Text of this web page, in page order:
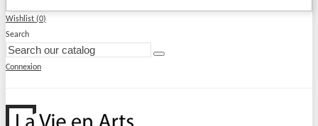
Wishlist (0)
Search
Connexion